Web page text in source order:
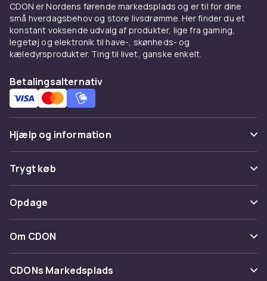
CDON er Nordens førende markedsplads og er til for dine
små hverdagsbehov og store livsdrømme. Her finder du et
konstant voksende udvalg af produkter, lige fra gaming,
legetøj og elektronik til have-, skønheds- og
kæledyrsprodukter. Ting til livet, ganske enkelt.
Betalingsalternativ
Hjælp og information
Ofte stillede spørgsmål
Spor pakke
Fortryd & returner her
Kontakt os
Trygt køb
Betaling
Levering
Tilbagekaldelser
Opdage
Kategorier
Maerke
Om CDON
Om os
CDONs Markedsplads